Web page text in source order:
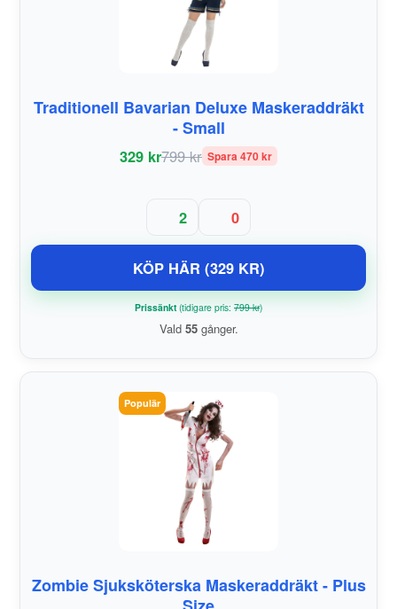
Traditionell Bavarian Deluxe Maskeraddräkt
- Small
329 kr799 kr Spara 470 kr
2 0
KÖP HÄR (329 KR)
Prissänkt(tidigare pris: 799 kr)
Vald 55gånger.
Populär
Zombie Sjuksköterska Maskeraddräkt - Plus